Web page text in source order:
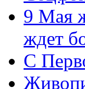
9 Мая
ждет
C